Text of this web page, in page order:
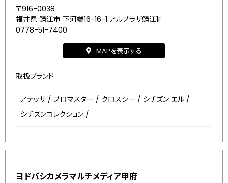
〒916-0038
福井県 鯖江市 下河端16-16-1 アルプラザ鯖江1F
0778-51-7400
MAPを表示する
取扱ブランド
アテッサ / プロマスター / クロスシー / シチズン エル /
シチズンコレクション /
ヨドバシカメラマルチメディア甲府